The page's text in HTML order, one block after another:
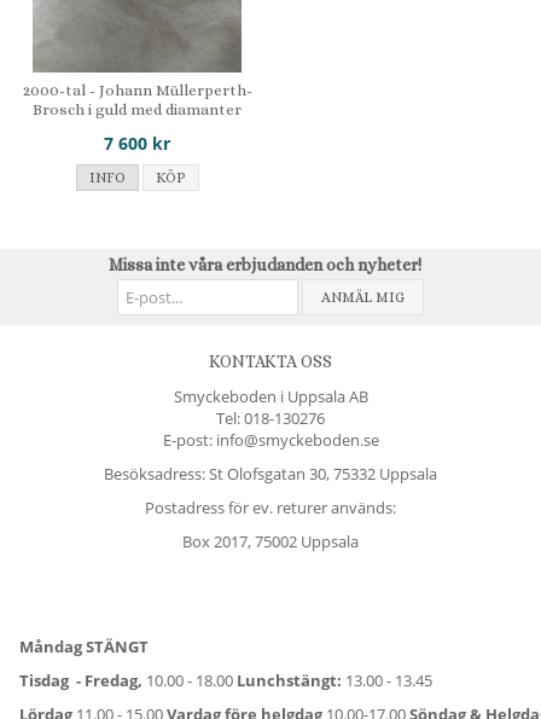
2000-tal - Johann Müllerperth-
Brosch i guld med diamanter
7 600 kr
INFO KÖP
Missa inte våra erbjudanden och nyheter!
ANMÄL MIG
KONTAKTA OSS
Smyckeboden i Uppsala AB
Tel:018-130276
E-post: info@smyckeboden.se
Besöksadress: St Olofsgatan 30, 75332 Uppsala
Postadress för ev. returer används:
Box 2017, 75002 Uppsala
Måndag STÄNGT
Tisdag - Fredag, 10.00 - 18.00 Lunchstängt: 13.00 - 13.45
Lördag11.00 - 15.00Vardag före helgdag10.00-17.00Söndag &